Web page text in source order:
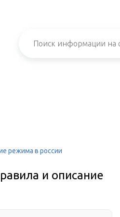
режима в россии
и описание